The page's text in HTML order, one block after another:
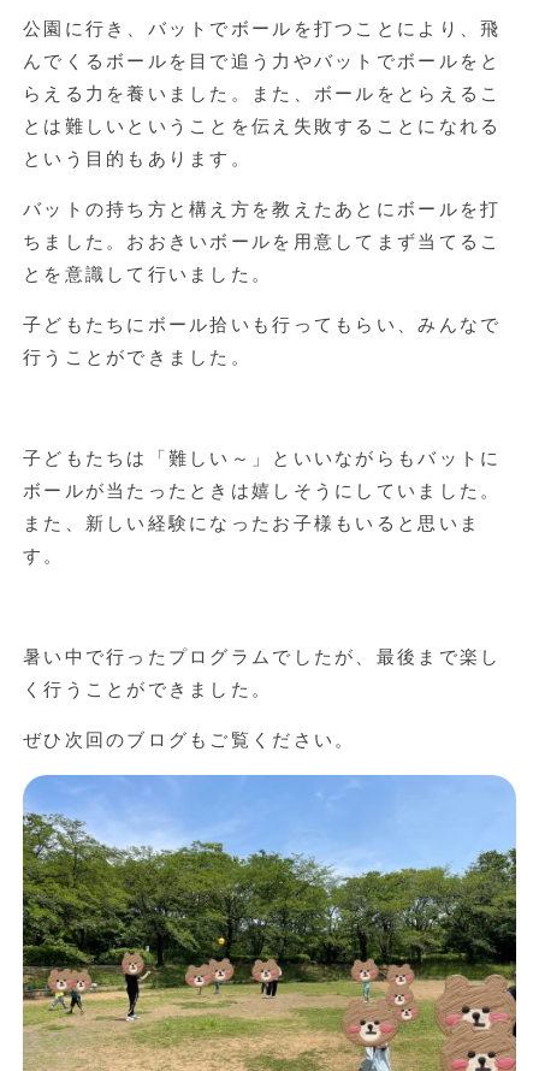
公園に行き、バットでボールを打つことにより、飛
んでくるボールを目で追う力やバットでボールをと
らえる力を養いました。また、ボールをとらえるこ
とは難しいということを伝え失敗することになれる
という目的もあります。
バットの持ち方と構え方を教えたあとにボールを打
ちました。おおきいボールを用意してまず当てるこ
とを意識して行いました。
子どもたちにボール拾いも行ってもらい、みんなで
行うことができました。
子どもたちは「難しい～」といいながらもバットに
ボールが当たったときは嬉しそうにしていました。
また、新しい経験になったお子様もいると思いま
す。
暑い中で行ったプログラムでしたが、最後まで楽し
く行うことができました。
ぜひ次回のブログもご覧ください。